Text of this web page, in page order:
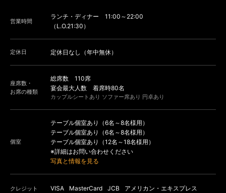
営業時間
ランチ・ディナー 11:00～22:00
（L.O.21:30）
定休日 定休日なし（年中無休）
座席数・
お席の種類
総席数 110席
宴会最大人数 着席時80名
カップルシートあり ソファー席あり 円卓あり
個室
テーブル個室あり（6名～8名様用）
テーブル個室あり（6名～8名様用）
テーブル個室あり（12名～18名様用）
※詳細はお問い合わせください
写真と情報を見る
クレジット
VISA MasterCard JCB
アメリカン・エキスプレス